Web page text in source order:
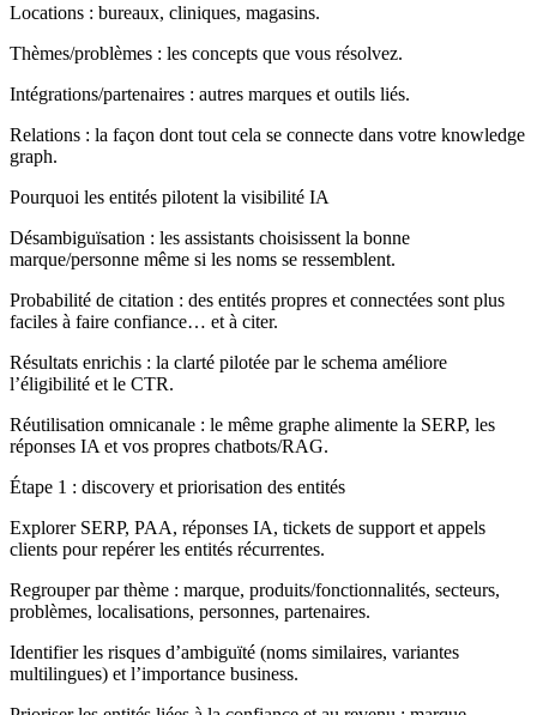
Locations : bureaux, cliniques, magasins.
Thèmes/problèmes : les concepts que vous résolvez.
Intégrations/partenaires : autres marques et outils liés.
Relations : la façon dont tout cela se connecte dans votre knowledge
graph.
Pourquoi les entités pilotent la visibilité IA
Désambiguïsation : les assistants choisissent la bonne
marque/personne même si les noms se ressemblent.
Probabilité de citation : des entités propres et connectées sont plus
faciles à faire confiance… et à citer.
Résultats enrichis : la clarté pilotée par le schema améliore
l’éligibilité et le CTR.
Réutilisation omnicanale : le même graphe alimente la SERP, les
réponses IA et vos propres chatbots/RAG.
Étape 1 : discovery et priorisation des entités
Explorer SERP, PAA, réponses IA, tickets de support et appels
clients pour repérer les entités récurrentes.
Regrouper par thème : marque, produits/fonctionnalités, secteurs,
problèmes, localisations, personnes, partenaires.
Identifier les risques d’ambiguïté (noms similaires, variantes
multilingues) et l’importance business.